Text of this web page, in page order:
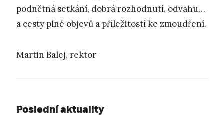
podnětná setkání, dobrá rozhodnutí, odvahu…
a cesty plné objevů a příležitostí ke zmoudření.
Martin Balej, rektor
Poslední aktuality